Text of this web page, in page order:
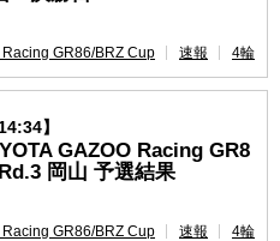
Racing GR86/BRZ Cup 速報 4輪
】
GAZOO Racing GR8
岡山 予選結果
Racing GR86/BRZ Cup 速報 4輪